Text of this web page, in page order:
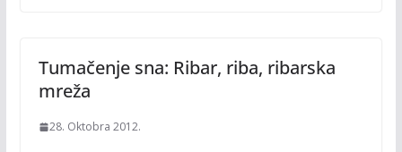
Tumačenje sna: Ribar, riba, ribarska
mreža
28. Oktobra 2012.